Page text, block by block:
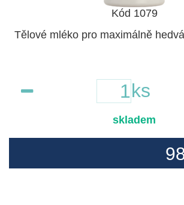
Kód 1079
Tělové mléko pro maximálně
ks
skladem